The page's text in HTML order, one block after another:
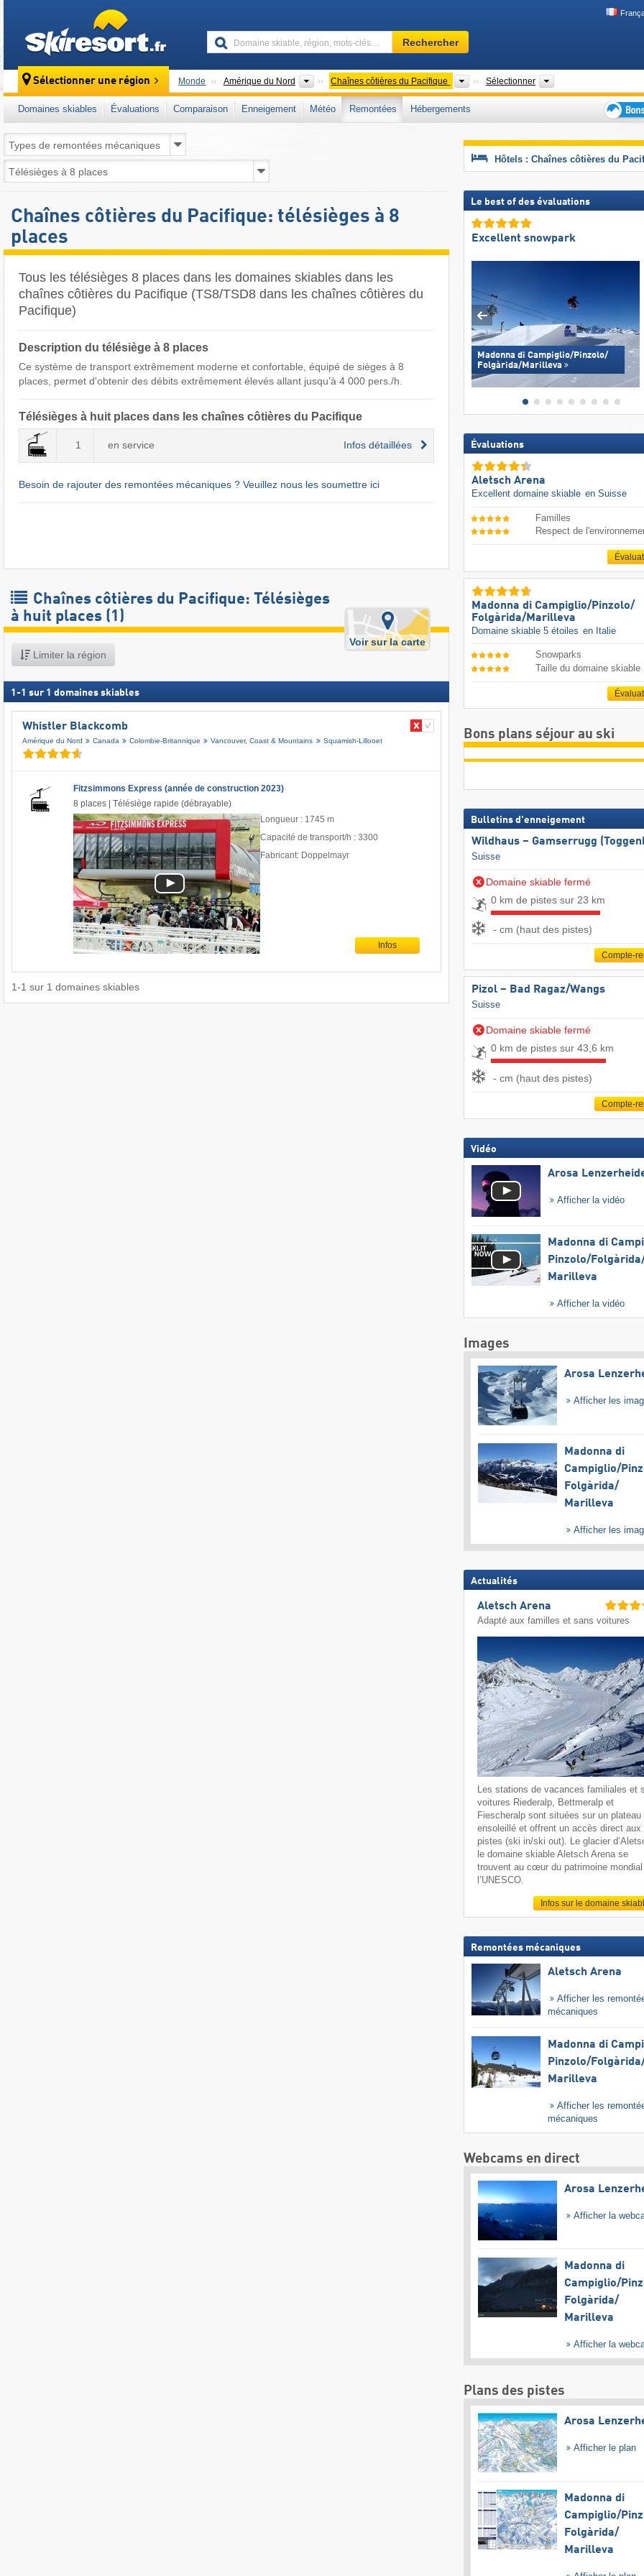
Domaine
skiable,
mots-
clés…
Rechercher
Sélectionner une région Monde Amérique du Nord Continents
Chaînes côtières du Pacifique Chaînes de montagnes
Sélectionner Pays, Province
Domaines skiables Évaluations Comparaison Enneigement Météo Remontées
Hébergements
plans
séjour
Chaînes côtières du Pacifique: télésièges à 8
places
Tous les télésièges 8 places dans les domaines skiables dans les
chaînes côtières du Pacifique (TS8/TSD8 dans les chaînes côtières du
Pacifique)
Description du télésiège à 8 places
Ce système de transport extrêmement moderne et confortable, équipé de sièges à 8
places, permet d'obtenir des débits extrêmement élevés allant jusqu'à 4 000 pers./h.
Télésièges à huit places dans les chaînes côtières du Pacifique
1 en service Infos détaillées
Besoin de rajouter des remontées mécaniques ? Veuillez nous les soumettre ici
Chaînes côtières du Pacifique: Télésièges
à huit places (1)
Limiter la région
Voir sur la carte
1 -1 sur 1 domaines skiables
Whistler Blackcomb
Amérique du Nord Canada Colombie-Britannique Vancouver, Coast & Mountains Squamish-Lillooet
Fitzsimmons Express (année de construction 2023)
8 places | Télésiège rapide (débrayable)
Longueur : 1745 m
Capacité de transport/h : 3300
Fabricant: Doppelmayr
Infos
1-1 sur 1 domaines skiables
Hôtels : Chaînes côtières du
Le best of des évaluations
Excellent snowpark
Madonna di Campiglio/​Pinzolo/​
Folgàrida/​Marilleva
Évaluations
Aletsch Arena
Excellent domaine skiable en Suisse
Familles
Respect de
Madonna di Campiglio/​Pinzolo/​
Folgàrida/​Marilleva
Domaine skiable 5 étoiles en Italie
Snowparks
Taille du domaine skiable
Bons plans séjour au ski
Bulletins d'enneigement
Wildhaus – Gamserrugg
Suisse
Domaine skiable fermé
0 km de pistes sur 23 km
- cm (haut des pistes)
Compte-
Pizol – Bad Ragaz/​Wangs
Suisse
Domaine skiable fermé
0 km de pistes sur 43,6 km
- cm (haut des pistes)
Compte-
Vidéo
Arosa
Afficher la vidéo
Madonna di
Pinzolo/​
Marilleva
Afficher la vidéo
Images
Arosa
Afficher les
Madonna di
Campiglio/​
Folgàrida/​
Marilleva
Afficher les
Actualités
Aletsch Arena
Adapté aux familles et sans voitures
Les stations de vacances familiales et
voitures Riederalp, Bettmeralp et
Fiescheralp sont situées sur un plateau
ensoleillé et offrent un accès direct aux
pistes (ski in/ski out). Le glacier
le domaine skiable Aletsch Arena se
trouvent au cœur du patrimoine
l’UNESCO.
Infos sur le domaine
Remontées mécaniques
Aletsch Arena
Afficher les
mécaniques
Madonna di
Pinzolo/​
Marilleva
Afficher les
mécaniques
Webcams en direct
Arosa
Afficher la
Madonna di
Campiglio/​
Folgàrida/​
Marilleva
Afficher la
Plans des pistes
Arosa
Afficher le plan
Madonna di
Campiglio/​
Folgàrida/​
Marilleva